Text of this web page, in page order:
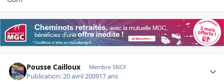
Pousse Cailloux Membre SNCF
Publication:20 avril 200917 ans